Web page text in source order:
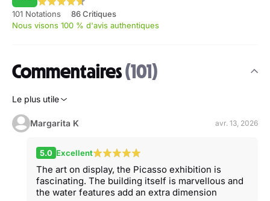
101 Notations
86 Critiques
Nous visons 100 % d'avis authentiques
Commentaires(101)
Le plus utile
Margarita K avr. 13, 2026
5.0 Excellent
The art on display, the Picasso exhibition is
fascinating. The building itself is marvellous and
the water features add an extra dimension